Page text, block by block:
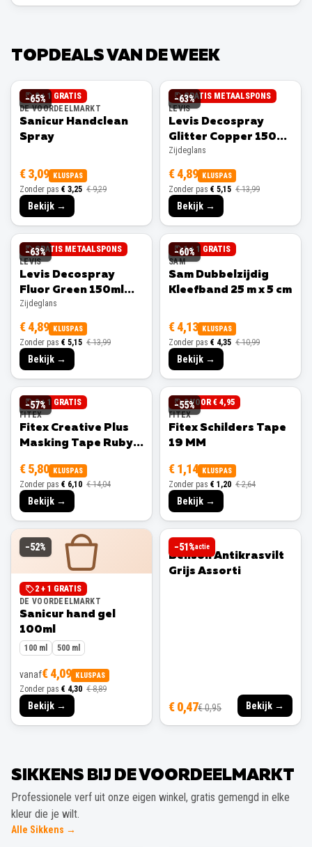
TOPDEALS VAN DE WEEK
−65%
2 + 1 GRATIS
DE VOORDEELMARKT
Sanicur Handclean
Spray
€ 3,09 KLUSPAS
Zonder pas € 3,25 € 9,29
Bekijk →
−63%
GRATIS METAALSPONS
LEVIS
Levis Decospray
Glitter Copper 150ml
Zijdeglans
Zijdeglans
€ 4,89 KLUSPAS
Zonder pas € 5,15 € 13,99
Bekijk →
−63%
GRATIS METAALSPONS
LEVIS
Levis Decospray
Fluor Green 150ml
Zijdeglans
Zijdeglans
€ 4,89 KLUSPAS
Zonder pas € 5,15 € 13,99
Bekijk →
−60%
1 + 1 GRATIS
SAM
Sam Dubbelzijdig
Kleefband 25 m x 5 cm
€ 4,13 KLUSPAS
Zonder pas € 4,35 € 10,99
Bekijk →
−57%
3 + 1 GRATIS
FITEX
Fitex Creative Plus
Masking Tape Ruby
€ 5,80 KLUSPAS
Zonder pas € 6,10 € 14,04
Bekijk →
−55%
3 VOOR € 4,95
FITEX
Fitex Schilders Tape
19 MM
€ 1,14 KLUSPAS
Zonder pas € 1,20 € 2,64
Bekijk →
−52%
2 + 1 GRATIS
DE VOORDEELMARKT
Sanicur hand gel
100ml
100 ml 500 ml
vanaf€ 4,09 KLUSPAS
Zonder pas € 4,30 € 8,89
Bekijk →
−51%actie
BENSON
Benson Antikrasvilt
Grijs Assorti
€ 0,47€ 0,95 Bekijk →
SIKKENS BIJ DE VOORDEELMARKT
Professionele verf uit onze eigen winkel, gratis gemengd in elke
kleur die je wilt.
Alle Sikkens →